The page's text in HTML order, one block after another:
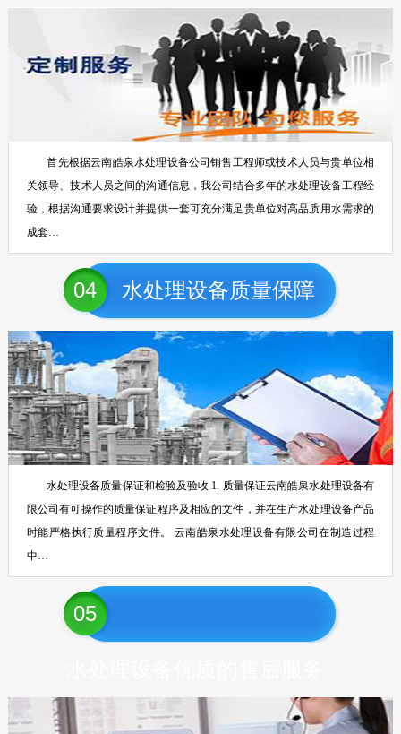
首先根据云南皓泉水处理设备公司销售工程师或技术人员与贵单位相
关领导、技术人员之间的沟通信息，我公司结合多年的水处理设备工程经
验，根据沟通要求设计并提供一套可充分满足贵单位对高品质用水需求的
成套…
04 水处理设备质量保障
水处理设备质量保证和检验及验收 1. 质量保证云南皓泉水处理设备有
限公司有可操作的质量保证程序及相应的文件，并在生产水处理设备产品
时能严格执行质量程序文件。 云南皓泉水处理设备有限公司在制造过程
中…
05